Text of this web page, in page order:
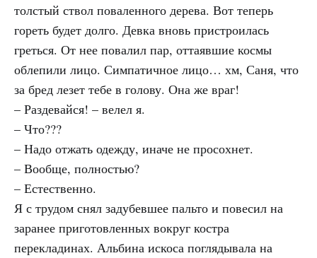
толстый ствол поваленного дерева. Вот теперь
гореть будет долго. Девка вновь пристроилась
греться. От нее повалил пар, оттаявшие космы
облепили лицо. Симпатичное лицо… хм, Саня, что
за бред лезет тебе в голову. Она же враг!
– Раздевайся! – велел я.
– Что???
– Надо отжать одежду, иначе не просохнет.
– Вообще, полностью?
– Естественно.
Я с трудом снял задубевшее пальто и повесил на
заранее приготовленных вокруг костра
перекладинах. Альбина искоса поглядывала на